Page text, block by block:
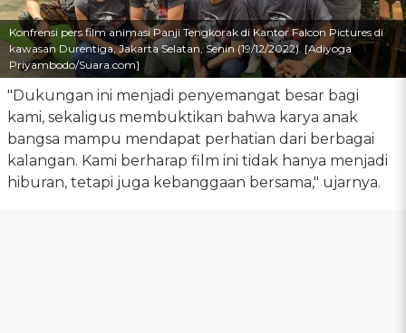
Konfrensi pers film animasi Panji Tengkorak di Kantor Falcon Pictures di
kawasan Durentiga, Jakarta Selatan, Senin (19/12/2022). [Adiyoga
Priyambodo/Suara.com]
"Dukungan ini menjadi penyemangat besar bagi
kami, sekaligus membuktikan bahwa karya anak
bangsa mampu mendapat perhatian dari berbagai
kalangan. Kami berharap film ini tidak hanya menjadi
hiburan, tetapi juga kebanggaan bersama," ujarnya.